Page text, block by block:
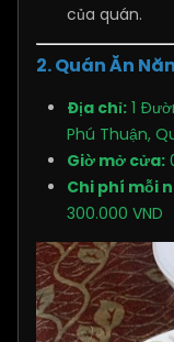
của quán.
2. Quán Ăn
Địa chỉ: 1
Phú Thuận,
Giờ mở cửa:
Chi phí mỗi
300.000 VND